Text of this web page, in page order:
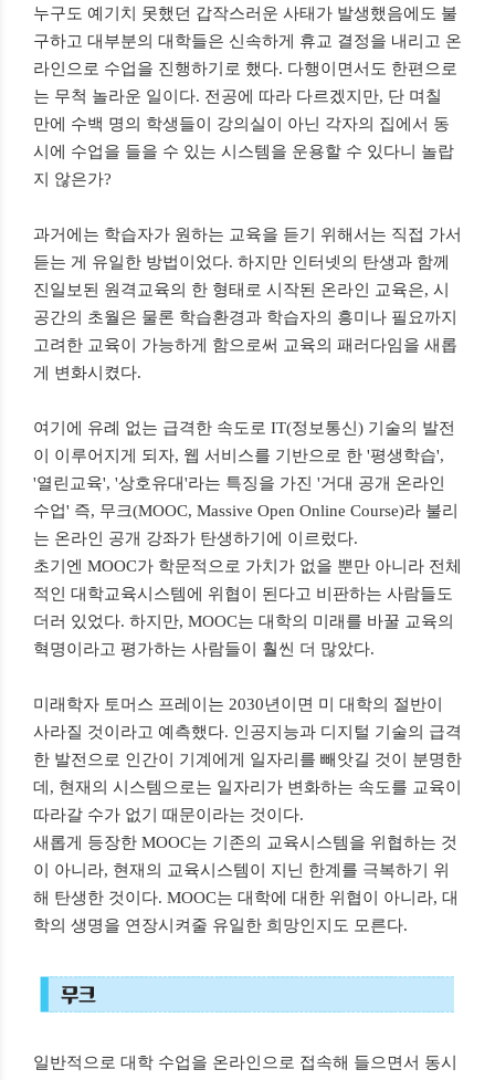
누구도 예기치 못했던 갑작스러운 사태가 발생했음에도 불
구하고 대부분의 대학들은 신속하게 휴교 결정을 내리고 온
라인으로 수업을 진행하기로 했다. 다행이면서도 한편으로
는 무척 놀라운 일이다. 전공에 따라 다르겠지만, 단 며칠
만에 수백 명의 학생들이 강의실이 아닌 각자의 집에서 동
시에 수업을 들을 수 있는 시스템을 운용할 수 있다니 놀랍
지 않은가?
과거에는 학습자가 원하는 교육을 듣기 위해서는 직접 가서
듣는 게 유일한 방법이었다. 하지만 인터넷의 탄생과 함께
진일보된 원격교육의 한 형태로 시작된 온라인 교육은, 시
공간의 초월은 물론 학습환경과 학습자의 흥미나 필요까지
고려한 교육이 가능하게 함으로써 교육의 패러다임을 새롭
게 변화시켰다.
여기에 유례 없는 급격한 속도로 IT(정보통신) 기술의 발전
이 이루어지게 되자, 웹 서비스를 기반으로 한 '평생학습',
'열린교육', '상호유대'라는 특징을 가진 '거대 공개 온라인
수업' 즉, 무크(MOOC, Massive Open Online Course)라 불리
는 온라인 공개 강좌가 탄생하기에 이르렀다.
초기엔 MOOC가 학문적으로 가치가 없을 뿐만 아니라 전체
적인 대학교육시스템에 위협이 된다고 비판하는 사람들도
더러 있었다. 하지만, MOOC는 대학의 미래를 바꿀 교육의
혁명이라고 평가하는 사람들이 훨씬 더 많았다.
미래학자 토머스 프레이는 2030년이면 미 대학의 절반이
사라질 것이라고 예측했다. 인공지능과 디지털 기술의 급격
한 발전으로 인간이 기계에게 일자리를 빼앗길 것이 분명한
데, 현재의 시스템으로는 일자리가 변화하는 속도를 교육이
따라갈 수가 없기 때문이라는 것이다.
새롭게 등장한 MOOC는 기존의 교육시스템을 위협하는 것
이 아니라, 현재의 교육시스템이 지닌 한계를 극복하기 위
해 탄생한 것이다. MOOC는 대학에 대한 위협이 아니라, 대
학의 생명을 연장시켜줄 유일한 희망인지도 모른다.
일반적으로 대학 수업을 온라인으로 접속해 들으면서 동시